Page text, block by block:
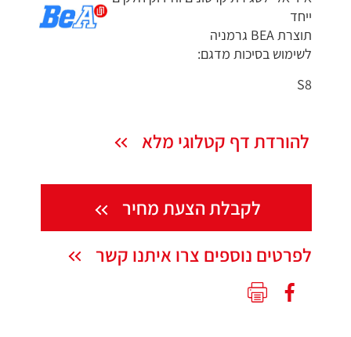
ייחד
תוצרת BEA גרמניה
לשימוש בסיכות מדגם:
S8
להורדת דף קטלוגי מלא
לקבלת הצעת מחיר
לפרטים נוספים צרו איתנו קשר